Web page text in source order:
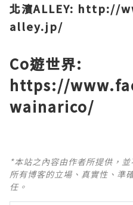
北濱ALLEY: http://
alley.jp/
Co遊世界:
https://
wainarico/
*本站之內容由作者所提供，
所有博客的立場、真實性、準
任。